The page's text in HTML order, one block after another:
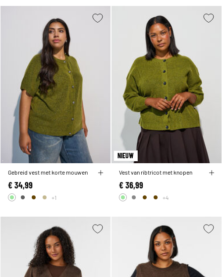
Gebreid vest met korte mouwen
€ 34,99
+1
NIEUW
Vest van ribtricot met knopen
€ 36,99
+4